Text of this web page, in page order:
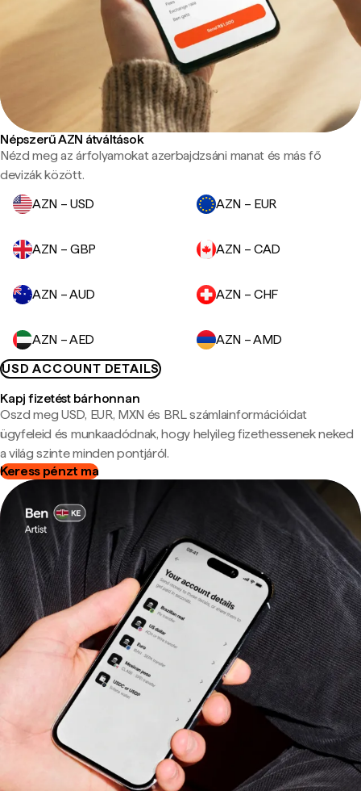
Népszerű AZN átváltások
Nézd meg az árfolyamokat azerbajdzsáni manat és más fő
devizák között.
AZN – USD
AZN – EUR
AZN – GBP AZN – CAD
AZN – AUD AZN – CHF
AZN – AED
AZN – AMD
USD ACCOUNT DETAILS
Kapj fizetést bárhonnan
Oszd meg USD, EUR, MXN és BRL számlainformációidat
ügyfeleid és munkaadódnak, hogy helyileg fizethessenek neked
a világ szinte minden pontjáról.
Keress pénzt ma